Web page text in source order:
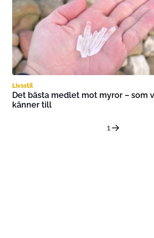
Livsstil
Det bästa medlet mot myror – som
känner till
1